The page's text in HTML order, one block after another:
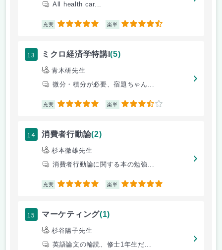
All health car...
充実 5 楽単 4.5
13 ミクロ経済学特講I(5)
青木研先生
微分・積分が必要、宿題ちゃん...
充実 5 楽単 3.5
14 消費者行動論(2)
杉本徹雄先生
消費者行動論に関する本の勉強...
充実 5 楽単 5
15 マーケティング(1)
杉谷陽子先生
英語論文の輪読、修士1年生だ...